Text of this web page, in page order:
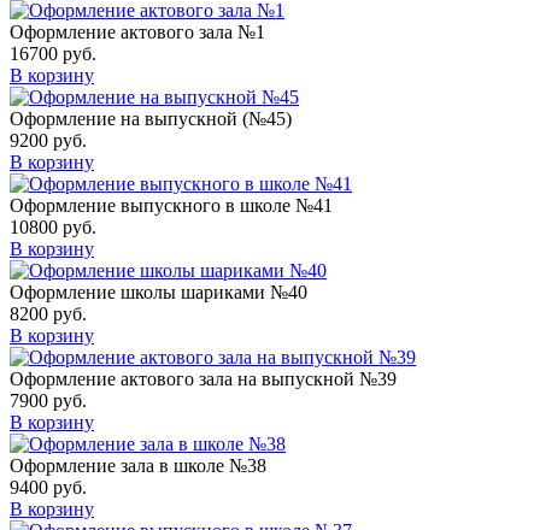
Оформление актового зала №1
16700 руб.
В корзину
Оформление на выпускной (№45)
9200 руб.
В корзину
Оформление выпускного в школе №41
10800 руб.
В корзину
Оформление школы шариками №40
8200 руб.
В корзину
Оформление актового зала на выпускной №39
7900 руб.
В корзину
Оформление зала в школе №38
9400 руб.
В корзину